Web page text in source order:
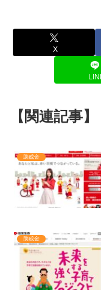
X
【関連記事】
助成金
助成金